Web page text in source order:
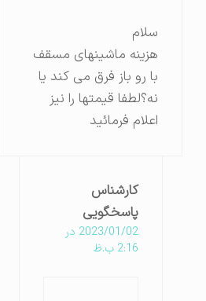
سلام
هزینه ماشینهای مسقف
با رو باز فرق می کند یا
نه؟لطفا قیمتها را نیز
اعلام فرمائید
کارشناس
پاسخگویی
2023/01/02 در